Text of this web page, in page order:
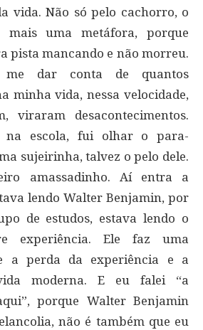
vida. Não só pelo cachorro, o
mais uma metáfora, porque
pista mancando e não morreu.
dar conta de quantos
minha vida, nessa velocidade,
viraram desacontecimentos.
na escola, fui olhar o para-
sujeirinha, talvez o pelo dele.
amassadinho. Aí entra a
lendo Walter Benjamin, por
de estudos, estava lendo o
experiência. Ele faz uma
a perda da experiência e a
moderna. E eu falei “a
porque Walter Benjamin
não é também que eu